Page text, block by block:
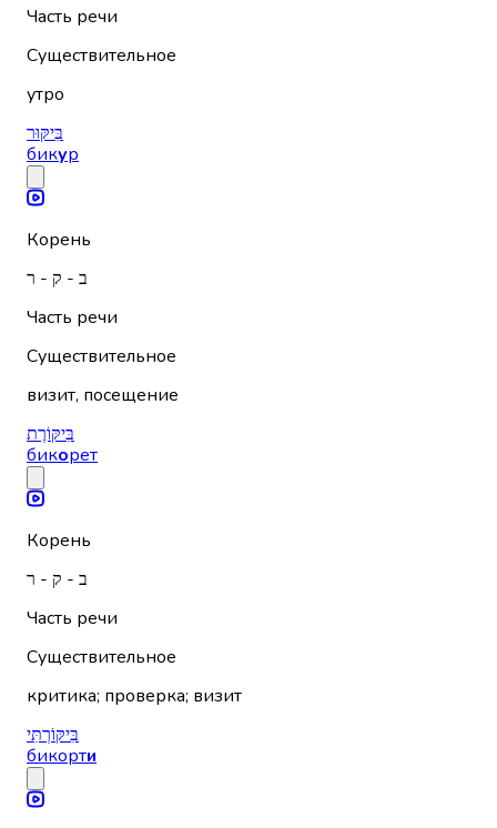
Часть речи
Существительное
утро
בִּיקּוּר
бикур
Корень
ב - ק - ר
Часть речи
Существительное
визит, посещение
בִּיקּוֹרֶת
бикорет
Корень
ב - ק - ר
Часть речи
Существительное
критика; проверка; визит
בִּיקּוֹרְתִּי
бикорти